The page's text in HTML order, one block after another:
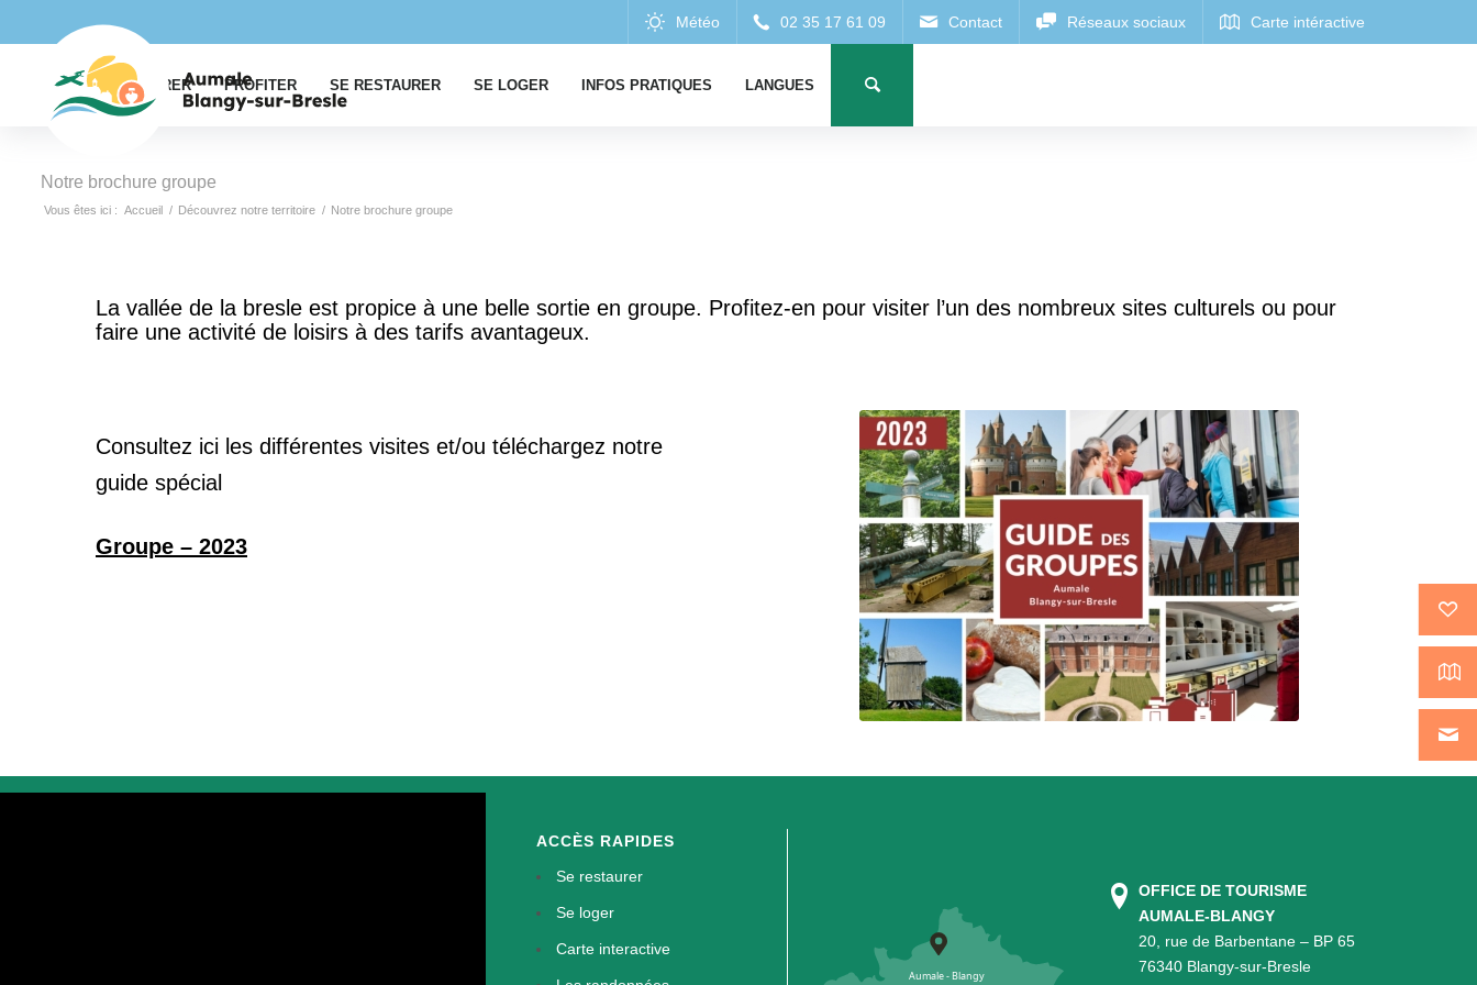
EXPLORER PROFITER SE RESTAURER SE LOGER INFOS PRATIQUES LANGUES
Notre brochure groupe
Vous êtes ici : Accueil / Découvrez notre territoire / Notre brochure groupe
La vallée de la bresle est propice à une belle sortie en groupe. Profitez-en pour visiter l’un des nombreux sites culturels ou pour
faire une activité de loisirs à des tarifs avantageux.
Consultez ici les différentes visites et/ou téléchargez notre
guide spécial
Groupe – 2023
ACCÈS RAPIDES
Se restaurer
Se loger
Carte interactive
OFFICE DE TOURISME
AUMALE-BLANGY
20, rue de Barbentane – BP 65
76340 Blangy-sur-Bresle